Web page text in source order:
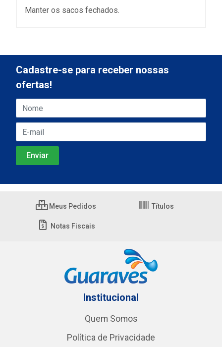
Manter os sacos fechados.
Cadastre-se para receber nossas
ofertas!
Meus Pedidos Títulos
Notas Fiscais
Institucional
Quem Somos
Política de Privacidade